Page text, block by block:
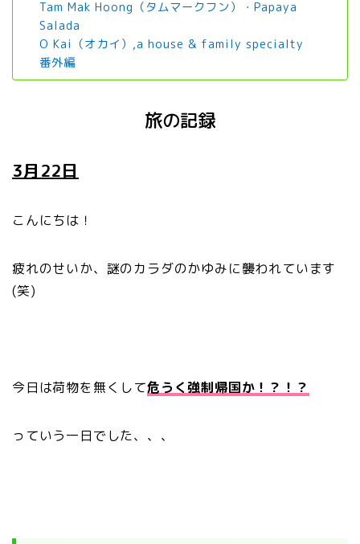
Tam Mak Hoong（タムマークフン）・Papaya
Salada
O Kai（オカイ）,a house & family specialty
番外編
旅の記録
3月22日
こんにちは！
疲れのせいか、謎のカラダのかゆみに襲われています
(笑)
今日は荷物を無くして危うく強制帰国か！？！？
っていう一日でした、、、